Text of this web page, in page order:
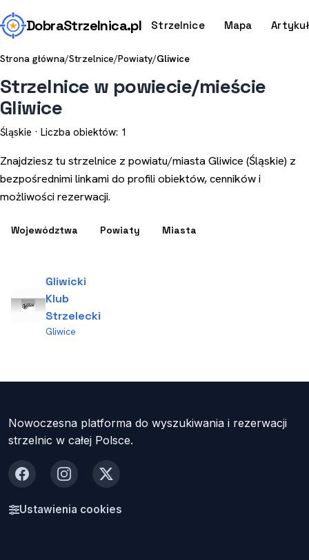
DobraStrzelnica.pl Strzelnice Mapa
Strona główna/Strzelnice/Powiaty/Gliwice
Strzelnice w powiecie/mieście
Gliwice
Śląskie · Liczba obiektów: 1
Znajdziesz tu strzelnice z powiatu/miasta Gliwice (Śląskie) z
bezpośrednimi linkami do profili obiektów, cenników i
możliwości rezerwacji.
Województwa Powiaty Miasta
Gliwicki
Klub
Strzelecki
Gliwice
Nowoczesna platforma do wyszukiwania i rezerwacji
strzelnic w całej Polsce.
FacebookInstagram
X
Ustawienia cookies